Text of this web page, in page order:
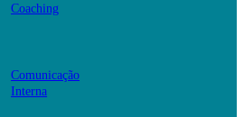
Coaching
Comunicação
Interna